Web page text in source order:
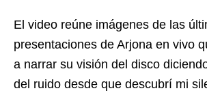
El video reúne imágenes de las
presentaciones de Arjona en vivo
a narrar su visión del disco
del ruido desde que descubrí mi